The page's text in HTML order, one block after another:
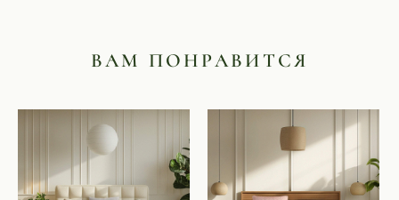
ВАМ ПОНРАВИТСЯ